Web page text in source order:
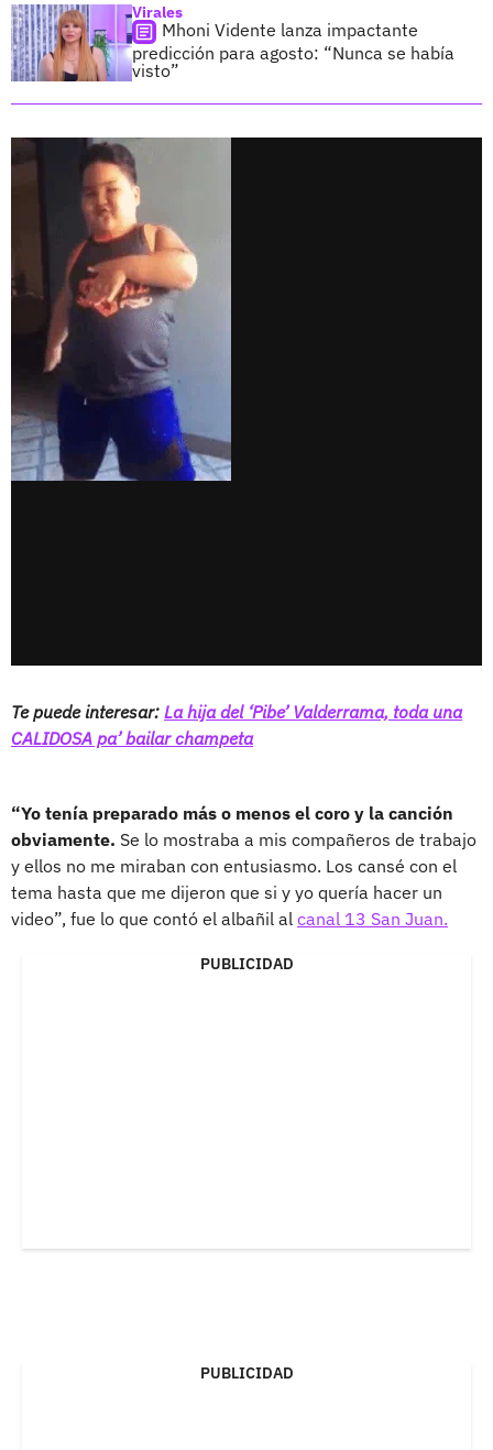
Virales
Mhoni Vidente lanza impactante
predicción para agosto: “Nunca se había
visto”
Te puede interesar: La hija del ‘Pibe’ Valderrama, toda una
CALIDOSA pa’ bailar champeta
“Yo tenía preparado más o menos el coro y la canción
obviamente. Se lo mostraba a mis compañeros de trabajo
y ellos no me miraban con entusiasmo. Los cansé con el
tema hasta que me dijeron que si y yo quería hacer un
video”, fue lo que contó el albañil al canal 13 San Juan.
PUBLICIDAD
PUBLICIDAD